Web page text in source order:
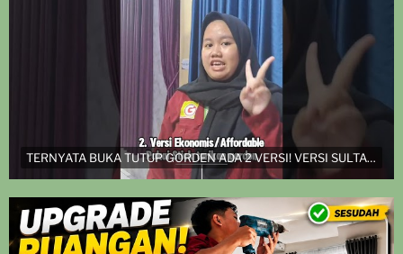
TERNYATA BUKA TUTUP GORDEN ADA 2 VERSI! VERSI SULTAN DAN VERSI EKONOMIS